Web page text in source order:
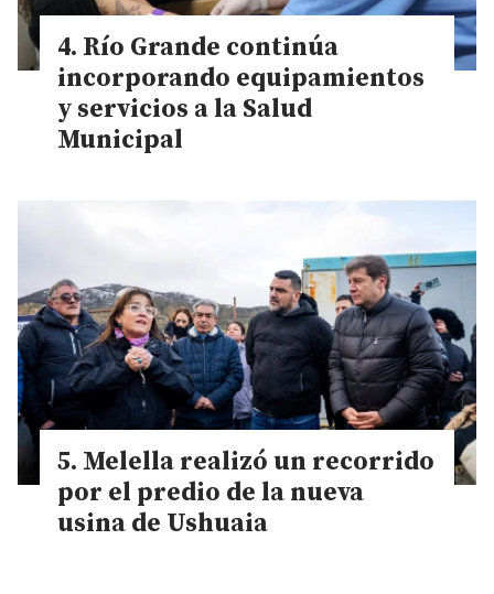
Río Grande continúa
incorporando equipamientos
y servicios a la Salud
Municipal
Melella realizó un recorrido
por el predio de la nueva
usina de Ushuaia